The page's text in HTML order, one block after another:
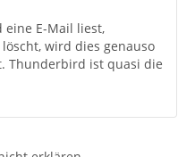
E-Mail liest,
wird dies genauso
Thunderbird ist quasi die